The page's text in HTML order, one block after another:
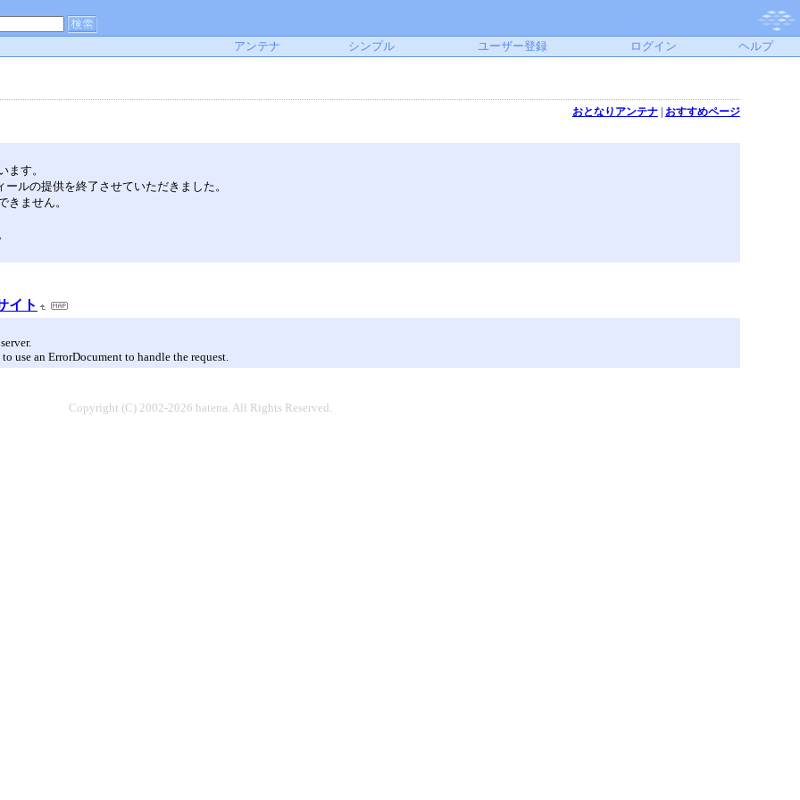
アンテナ シンプル ユーザー登録 ログイン ヘルプ
おとなりアンテナ| おすすめページ
ます。
ルの提供を終了させていただきました。
きません。
イト
use an ErrorDocument to handle the request.
Copyright (C) 2002-2026 hatena. All Rights Reserved.